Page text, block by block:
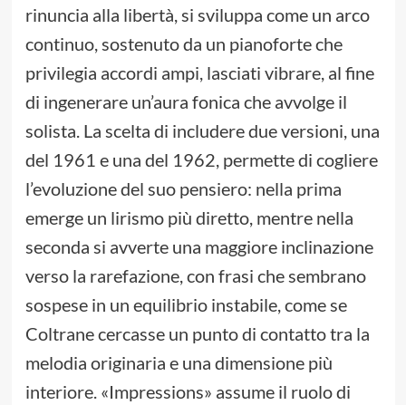
rinuncia alla libertà, si sviluppa come un arco
continuo, sostenuto da un pianoforte che
privilegia accordi ampi, lasciati vibrare, al fine
di ingenerare un’aura fonica che avvolge il
solista. La scelta di includere due versioni, una
del 1961 e una del 1962, permette di cogliere
l’evoluzione del suo pensiero: nella prima
emerge un lirismo più diretto, mentre nella
seconda si avverte una maggiore inclinazione
verso la rarefazione, con frasi che sembrano
sospese in un equilibrio instabile, come se
Coltrane cercasse un punto di contatto tra la
melodia originaria e una dimensione più
interiore. «Impressions» assume il ruolo di